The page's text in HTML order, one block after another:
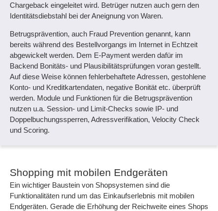
Chargeback eingeleitet wird. Betrüger nutzen auch gern den
Identitätsdiebstahl bei der Aneignung von Waren.
Betrugsprävention, auch Fraud Prevention genannt, kann
bereits während des Bestellvorgangs im Internet in Echtzeit
abgewickelt werden. Dem E-Payment werden dafür im
Backend Bonitäts- und Plausibilitätsprüfungen voran gestellt.
Auf diese Weise können fehlerbehaftete Adressen, gestohlene
Konto- und Kreditkartendaten, negative Bonität etc. überprüft
werden. Module und Funktionen für die Betrugsprävention
nutzen u.a. Session- und Limit-Checks sowie IP- und
Doppelbuchungssperren, Adressverifikation, Velocity Check
und Scoring.
Shopping mit mobilen Endgeräten
Ein wichtiger Baustein von Shopsystemen sind die
Funktionalitäten rund um das Einkaufserlebnis mit mobilen
Endgeräten. Gerade die Erhöhung der Reichweite eines Shops